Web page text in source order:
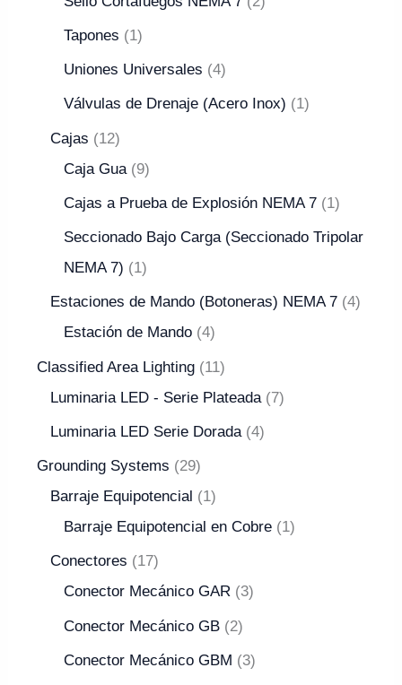
Tapones 1
Uniones Universales 4
Válvulas de Drenaje (Acero Inox) 1
Cajas
12
Caja Gua
9
Cajas a Prueba de Explosión NEMA 7 1
Seccionado Bajo Carga (Seccionado Tripolar
NEMA 7)
1
Estaciones de Mando (Botoneras) NEMA 7 4
Estación de Mando 4
Classified Area Lighting
11
Luminaria LED - Serie Plateada
7
Luminaria LED Serie Dorada 4
Grounding Systems
29
Barraje Equipotencial
1
Barraje Equipotencial en Cobre
1
Conectores
17
Conector Mecánico GAR
3
Conector Mecánico GB 2
Conector Mecánico GBM 3